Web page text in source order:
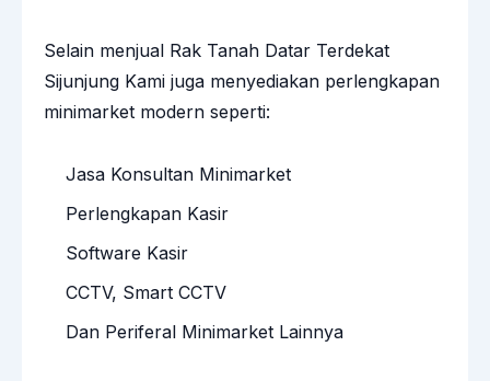
Selain menjual Rak Tanah Datar Terdekat
Sijunjung Kami juga menyediakan perlengkapan
minimarket modern seperti:
Jasa Konsultan Minimarket
Perlengkapan Kasir
Software Kasir
CCTV, Smart CCTV
Dan Periferal Minimarket Lainnya